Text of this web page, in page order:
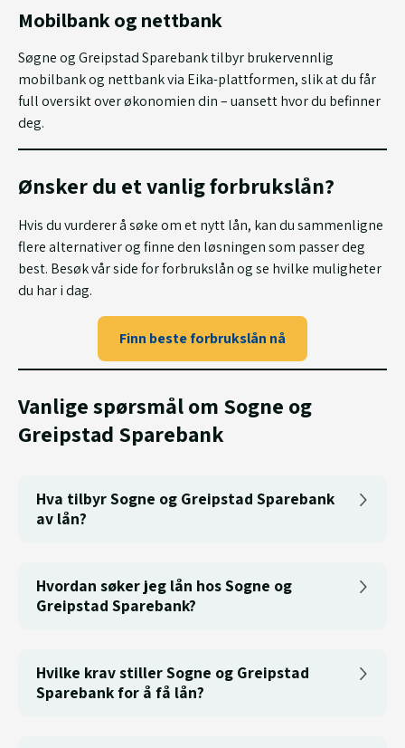
Mobilbank og nettbank
Søgne og Greipstad Sparebank tilbyr brukervennlig
mobilbank og nettbank via Eika-plattformen, slik at du får
full oversikt over økonomien din – uansett hvor du befinner
deg.
Ønsker du et vanlig forbrukslån?
Hvis du vurderer å søke om et nytt lån, kan du sammenligne
flere alternativer og finne den løsningen som passer deg
best. Besøk vår side for forbrukslån og se hvilke muligheter
du har i dag.
Finn beste forbrukslån nå
Vanlige spørsmål om Sogne og
Greipstad Sparebank
Hva tilbyr Sogne og Greipstad Sparebank
av lån?
Hvordan søker jeg lån hos Sogne og
Greipstad Sparebank?
Hvilke krav stiller Sogne og Greipstad
Sparebank for å få lån?